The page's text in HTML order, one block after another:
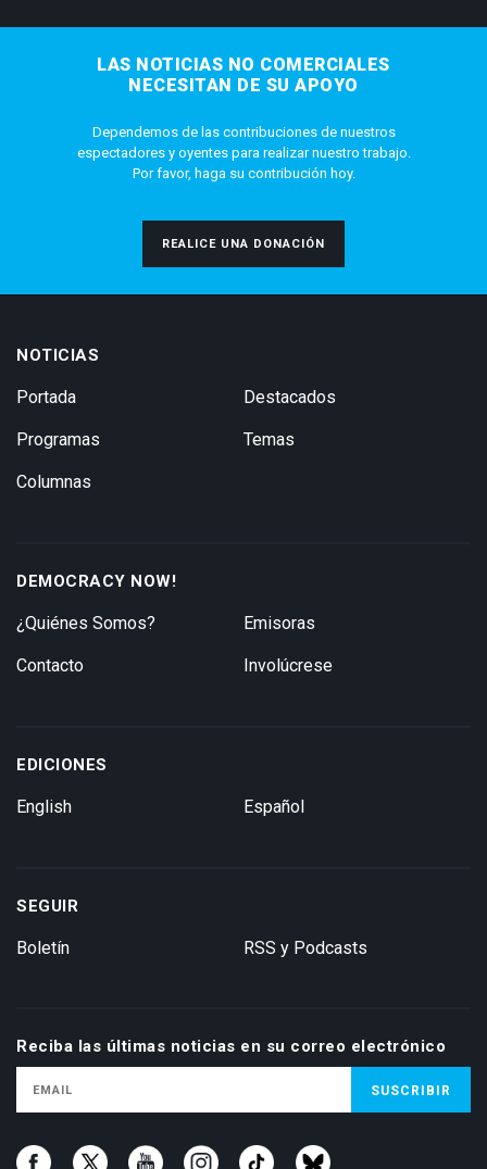
LAS NOTICIAS NO COMERCIALES
NECESITAN DE SU APOYO
Dependemos de las contribuciones de nuestros
espectadores y oyentes para realizar nuestro trabajo.
Por favor, haga su contribución hoy.
REALICE UNA DONACIÓN
NOTICIAS
Portada
Programas
Columnas
Destacados
Temas
DEMOCRACY NOW!
¿Quiénes Somos?
Contacto
Emisoras
Involúcrese
EDICIONES
English Español
SEGUIR
Boletín RSS y Podcasts
Reciba las últimas noticias en su correo electrónico